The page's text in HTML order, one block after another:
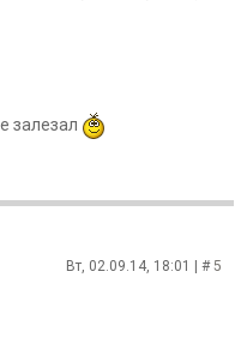
залезал
Вт, 02.09.14, 18:01 | #5